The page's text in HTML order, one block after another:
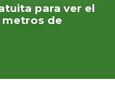
para ver el
metros de